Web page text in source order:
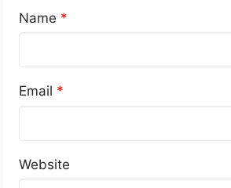
Name *
Email *
Website